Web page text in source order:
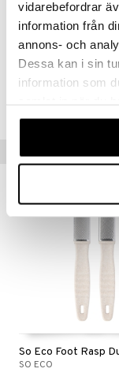
vidarebefordrar
information från
annons- och
Dessa kan i sin
information som
våra cookies vid
Citrus Limon (Lemon)
Fruit Extract, Vitis
Glycyrrhizate, Amyl
Tuotenumero
So Eco Foot Rasp
SO ECO